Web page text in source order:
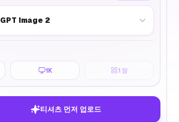
GPT Image 2
1K 1 장
티셔츠 먼저 업로드